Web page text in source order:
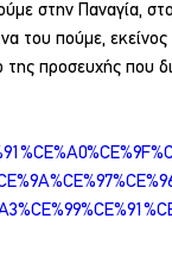
στην Παναγία,
του πούμε,
προσευχής που